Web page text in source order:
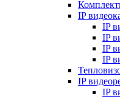
IP
IP
IP
IP
IP
IP
IP